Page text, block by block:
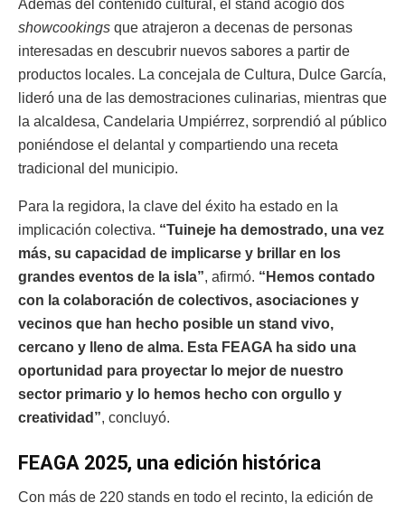
Además del contenido cultural, el stand acogió dos
showcookings que atrajeron a decenas de personas
interesadas en descubrir nuevos sabores a partir de
productos locales. La concejala de Cultura, Dulce García,
lideró una de las demostraciones culinarias, mientras que
la alcaldesa, Candelaria Umpiérrez, sorprendió al público
poniéndose el delantal y compartiendo una receta
tradicional del municipio.
Para la regidora, la clave del éxito ha estado en la
implicación colectiva. “Tuineje ha demostrado, una vez
más, su capacidad de implicarse y brillar en los
grandes eventos de la isla”, afirmó. “Hemos contado
con la colaboración de colectivos, asociaciones y
vecinos que han hecho posible un stand vivo,
cercano y lleno de alma. Esta FEAGA ha sido una
oportunidad para proyectar lo mejor de nuestro
sector primario y lo hemos hecho con orgullo y
creatividad”, concluyó.
FEAGA 2025, una edición histórica
Con más de 220 stands en todo el recinto, la edición de